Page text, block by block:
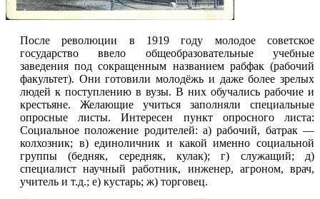
После революции в 1919 году молодое советское
государство ввело общеобразовательные учебные
заведения под сокращенным названием рабфак (рабочий
факультет). Они готовили молодёжь и даже более зрелых
людей к поступлению в вузы. В них обучались рабочие и
крестьяне. Желающие учиться заполняли специальные
опросные листы. Интересен пункт опросного листа:
Социальное положение родителей: a) рабочий, батрак —
колхозник; в) единоличник и какой именно социальной
группы (бедняк, середняк, кулак); г) служащий; д)
специалист научный работник, инженер, агроном, врач,
учитель и т.д.; е) кустарь; ж) торговец.